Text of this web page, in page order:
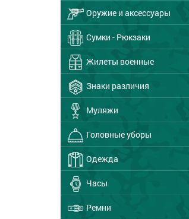
Оружие и аксессуары
Сумки - Рюкзаки
Жилеты военные
Знаки различия
Муляжи
Головные уборы
Одежда
Часы
Ремни